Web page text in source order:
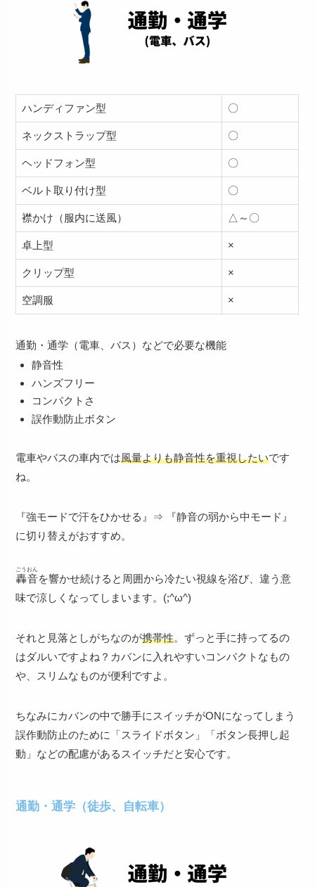
ハンディファン型 〇
ネックストラップ型 〇
ヘッドフォン型 〇
ベルト取り付け型 〇
襟かけ（服内に送風） △～〇
卓上型 ×
クリップ型 ×
空調服 ×
通勤・通学（電車、バス）などで必要な機能
静音性
ハンズフリー
コンパクトさ
誤作動防止ボタン
電車やバスの車内では風量よりも静音性を重視したいです
ね。
『強モードで汗をひかせる』⇒ 『静音の弱から中モード』
に切り替えがおすすめ。
轟音
ごうおん
を響かせ続けると周囲から冷たい視線を浴び、違う意
味で涼しくなってしまいます。(;^ω^)
それと見落としがちなのが携帯性。ずっと手に持ってるの
はダルいですよね？カバンに入れやすいコンパクトなもの
や、スリムなものが便利ですよ。
ちなみにカバンの中で勝手にスイッチがONになってしまう
誤作動防止のために「スライドボタン」「ボタン長押し起
動」などの配慮があるスイッチだと安心です。
通勤・通学（徒歩、自転車）